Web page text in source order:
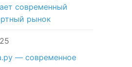
современный
рынок
— современное